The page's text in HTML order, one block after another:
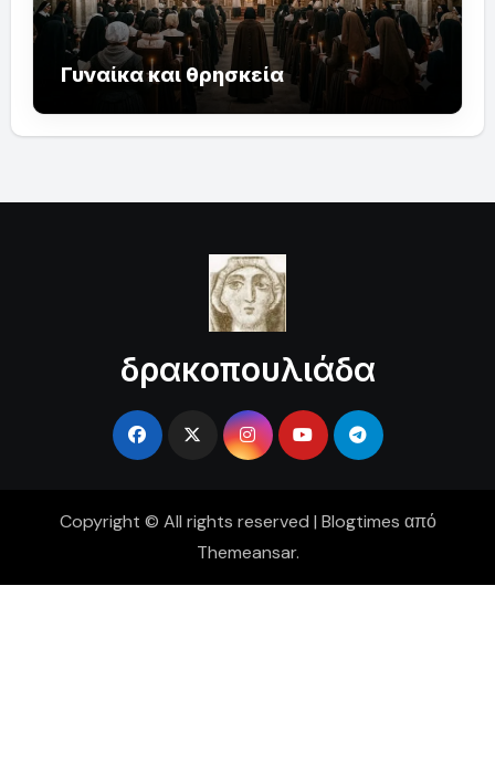
Γυναίκα και θρησκεία
δρακοπουλιάδα
Copyright © All rights reserved | Blogtimes από
Themeansar.